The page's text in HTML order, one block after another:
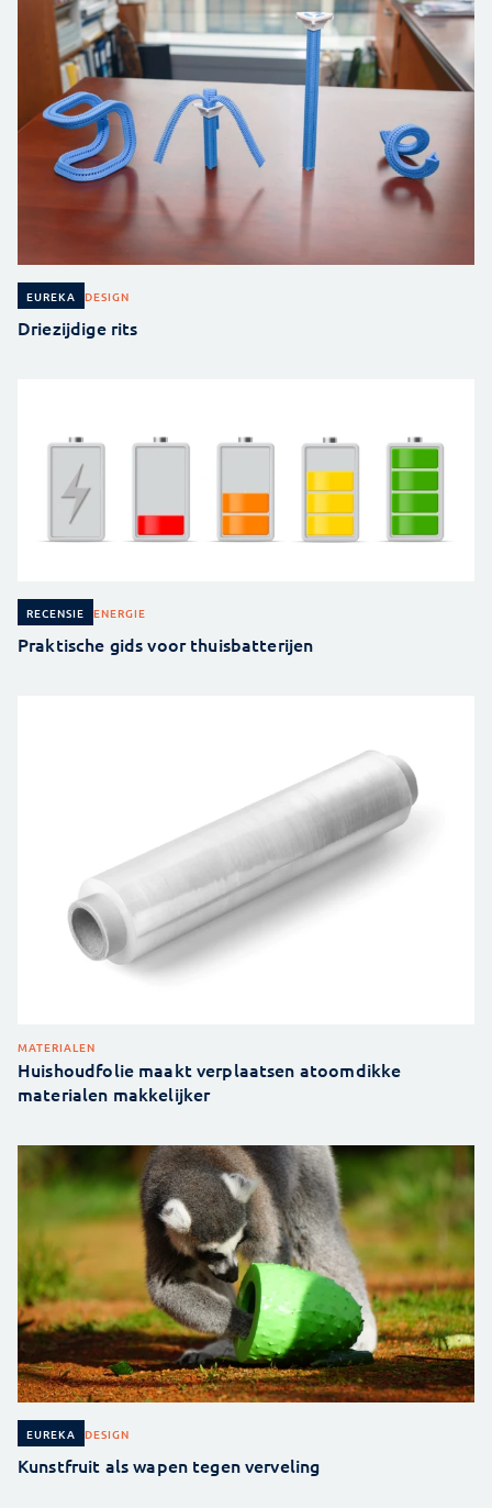
EUREKA DESIGN
Driezijdige rits
RECENSIE ENERGIE
Praktische gids voor thuisbatterijen
MATERIALEN
Huishoudfolie maakt verplaatsen atoomdikke
materialen makkelijker
EUREKA DESIGN
Kunstfruit als wapen tegen verveling